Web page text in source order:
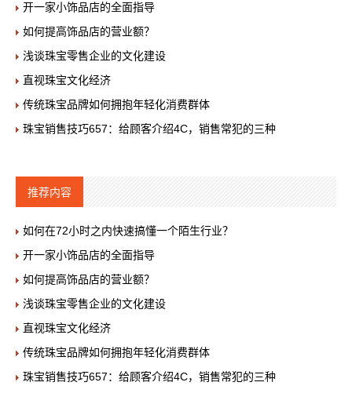
开一家小饰品店的全面指导
如何提高饰品店的营业额？
浅谈珠宝零售企业的文化建设
直视珠宝文化经济
传统珠宝品牌如何拥抱年轻化消费群体
珠宝销售技巧657：给顾客介绍4C，销售常犯的三种
推荐内容
如何在72小时之内快速搞懂一个陌生行业？
开一家小饰品店的全面指导
如何提高饰品店的营业额？
浅谈珠宝零售企业的文化建设
直视珠宝文化经济
传统珠宝品牌如何拥抱年轻化消费群体
珠宝销售技巧657：给顾客介绍4C，销售常犯的三种